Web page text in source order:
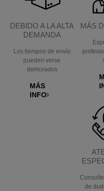
DEBIDO A LA ALTA
DEMANDA
Los tiempos de envío
pueden verse
demorados
MÁS
INFO
MÁS
de